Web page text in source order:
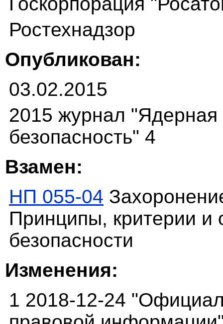
Ростехнадзор
Опубликован:
03.02.2015
2015 журнал
безопасность" 4
Взамен:
НП 055-04
Принципы, критерии и
безопасности
Изменения:
1 2018-12-24